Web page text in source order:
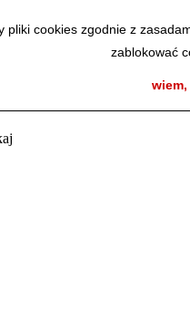
pliki cookies zgodnie z
zablokować